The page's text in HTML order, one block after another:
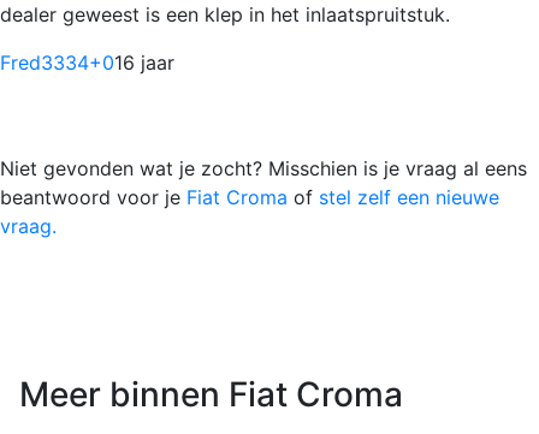
dealer geweest is een klep in het inlaatspruitstuk.
Fred3334+016 jaar
Niet gevonden wat je zocht? Misschien is je vraag al eens
beantwoord voor je Fiat Croma of stel zelf een nieuwe
vraag.
Meer binnen Fiat Croma